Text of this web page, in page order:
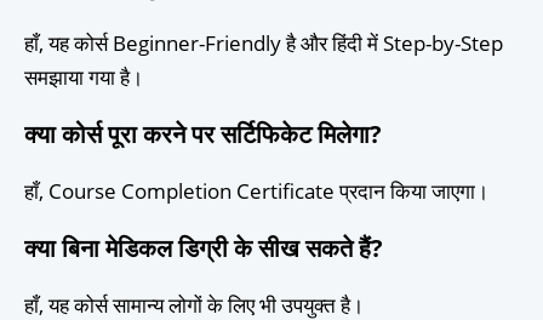
हाँ, यह कोर्स Beginner-Friendly है और हिंदी में Step-by-Step
समझाया गया है।
क्या कोर्स पूरा करने पर सर्टिफिकेट मिलेगा?
हाँ, Course Completion Certificate प्रदान किया जाएगा।
क्या बिना मेडिकल डिग्री के सीख सकते हैं?
हाँ, यह कोर्स सामान्य लोगों के लिए भी उपयुक्त है।